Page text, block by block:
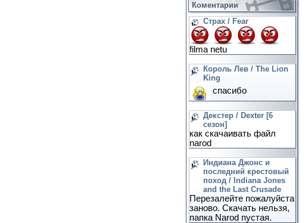
Коментарии
Страх / Fear
filma netu
Король Лев / The Lion
King
спасибо
Декстер / Dexter [6
сезон]
как скачаивать файл
narod
Индиана Джонс и
последний крестовый
поход / Indiana Jones
and the Last Crusade
Перезалейте пожалуйста
заново. Скачать нельзя,
папка Narod пустая.